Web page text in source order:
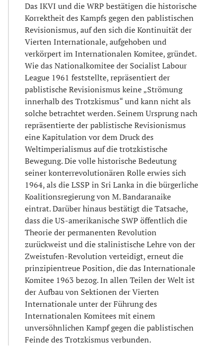
Das IKVI und die WRP bestätigen die historische
Korrektheit des Kampfs gegen den pablistischen
Revisionismus, auf den sich die Kontinuität der
Vierten Internationale, aufgehoben und
verkörpert im Internationalen Komitee, gründet.
Wie das Nationalkomitee der Socialist Labour
League 1961 feststellte, repräsentiert der
pablistische Revisionismus keine „Strömung
innerhalb des Trotzkismus“ und kann nicht als
solche betrachtet werden. Seinem Ursprung nach
repräsentierte der pablistische Revisionismus
eine Kapitulation vor dem Druck des
Weltimperialismus auf die trotzkistische
Bewegung. Die volle historische Bedeutung
seiner konterrevolutionären Rolle erwies sich
1964, als die LSSP in Sri Lanka in die bürgerliche
Koalitionsregierung von M. Bandaranaike
eintrat. Darüber hinaus bestätigt die Tatsache,
dass die US-amerikanische SWP öffentlich die
Theorie der permanenten Revolution
zurückweist und die stalinistische Lehre von der
Zweistufen-Revolution verteidigt, erneut die
prinzipientreue Position, die das Internationale
Komitee 1963 bezog. In allen Teilen der Welt ist
der Aufbau von Sektionen der Vierten
Internationale unter der Führung des
Internationalen Komitees mit einem
unversöhnlichen Kampf gegen die pablistischen
Feinde des Trotzkismus verbunden.